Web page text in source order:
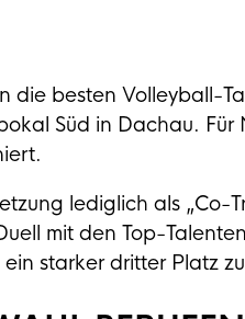
besten Volleyball-
Süd in Dachau.
lediglich als „Co-
mit den Top-
starker dritter Platz